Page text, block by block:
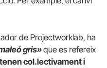
de Projectworklab, ha
gris»que es refereix
col.lectivament i